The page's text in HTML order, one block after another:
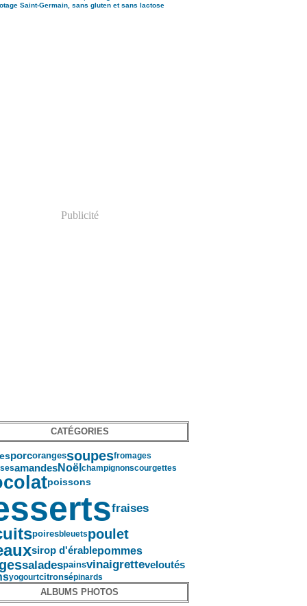
Saint-Germain, sans gluten et sans lactose
Publicité
CATÉGORIES
porcorangessoupesfromages
amandesNoël champignonscourgettes
poissons
fraises
poiresbleuetspoulet
sirop d'érablepommes
saladespainsvinaigretteveloutés
yogourtcitronsépinards
ALBUMS PHOTOS